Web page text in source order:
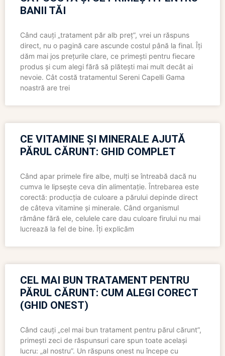
BANII TĂI
Când cauți „tratament păr alb preț”, vrei un răspuns
direct, nu o pagină care ascunde costul până la final. Îți
dăm mai jos prețurile clare, ce primești pentru fiecare
produs și cum alegi fără să plătești mai mult decât ai
nevoie. Cât costă tratamentul Sereni Capelli Gama
noastră are trei
CE VITAMINE ȘI MINERALE AJUTĂ
PĂRUL CĂRUNT: GHID COMPLET
Când apar primele fire albe, mulți se întreabă dacă nu
cumva le lipsește ceva din alimentație. Întrebarea este
corectă: producția de culoare a părului depinde direct
de câteva vitamine și minerale. Când organismul
rămâne fără ele, celulele care dau culoare firului nu mai
lucrează la fel de bine. Îți explicăm
CEL MAI BUN TRATAMENT PENTRU
PĂRUL CĂRUNT: CUM ALEGI CORECT
(GHID ONEST)
Când cauți „cel mai bun tratament pentru părul cărunt”,
primești zeci de răspunsuri care spun toate același
lucru: „al nostru”. Un răspuns onest nu începe cu